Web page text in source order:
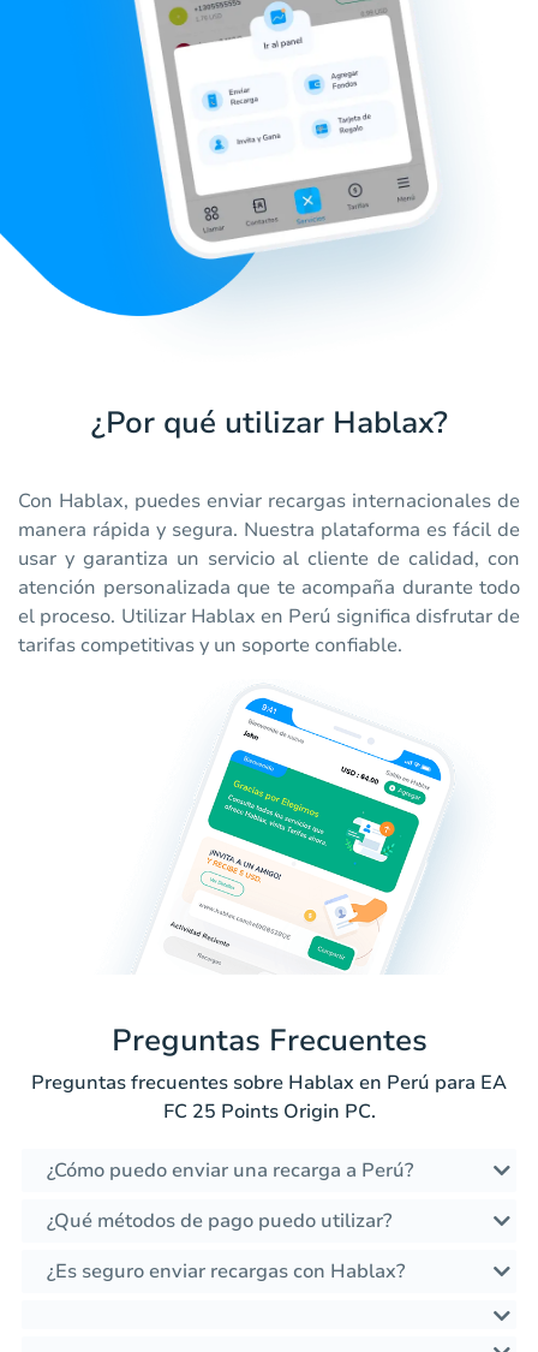
¿Por qué utilizar Hablax?
Con Hablax, puedes enviar recargas internacionales de
manera rápida y segura. Nuestra plataforma es fácil de
usar y garantiza un servicio al cliente de calidad, con
atención personalizada que te acompaña durante todo
el proceso. Utilizar Hablax en Perú significa disfrutar de
tarifas competitivas y un soporte confiable.
Preguntas Frecuentes
Preguntas frecuentes sobre Hablax en Perú para EA
FC 25 Points Origin PC.
¿Cómo puedo enviar una recarga a Perú?
¿Qué métodos de pago puedo utilizar?
¿Es seguro enviar recargas con Hablax?